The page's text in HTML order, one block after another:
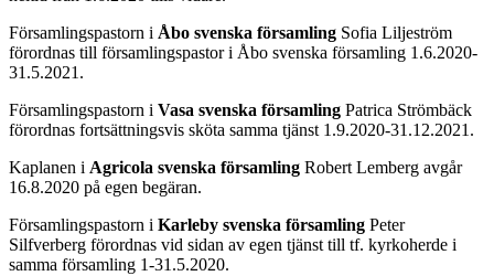
Församlingspastorn i Åbo svenska församling Sofia Liljeström
förordnas till församlingspastor i Åbo svenska församling 1.6.2020-
31.5.2021.
Församlingspastorn i Vasa svenska församling Patrica Strömbäck
förordnas fortsättningsvis sköta samma tjänst 1.9.2020-31.12.2021.
Kaplanen i Agricola svenska församling Robert Lemberg avgår
16.8.2020 på egen begäran.
Församlingspastorn i Karleby svenska församling Peter
Silfverberg förordnas vid sidan av egen tjänst till tf. kyrkoherde i
samma församling 1-31.5.2020.